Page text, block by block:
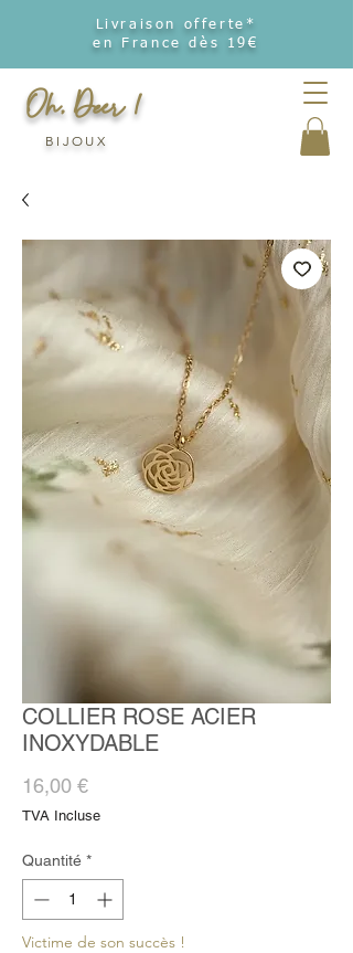
Livraison offerte*
en France dès 19€
Oh, Deer !
BIJOUX
COLLIER ROSE ACIER
INOXYDABLE
16,00 €Prix
TVA Incluse
Quantité *
Victime de son succès !